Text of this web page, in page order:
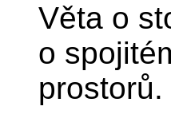
Věta o
o
prostorů.